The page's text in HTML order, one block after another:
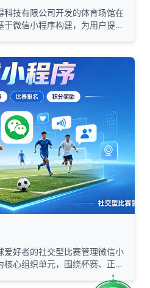
科技有限公司开发的体育场馆在
微信小程序构建，为用户提供
爱好者的社交型比赛管理微信小
心组织单元，围绕杯赛、正式
打通从发起比赛 → 报名参赛 →